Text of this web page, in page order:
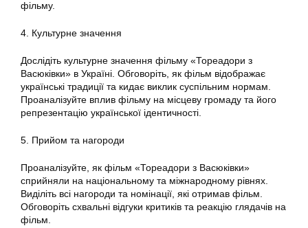
фільму.
4. Культурне значення
Дослідіть культурне значення фільму «Тореадори з
Васюківки» в Україні. Обговоріть, як фільм відображає
українські традиції та кидає виклик суспільним нормам.
Проаналізуйте вплив фільму на місцеву громаду та його
репрезентацію української ідентичності.
5. Прийом та нагороди
Проаналізуйте, як фільм «Тореадори з Васюківки»
сприйняли на національному та міжнародному рівнях.
Виділіть всі нагороди та номінації, які отримав фільм.
Обговоріть схвальні відгуки критиків та реакцію глядачів на
фільм.